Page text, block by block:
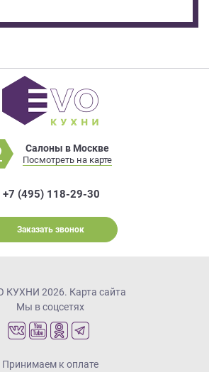
Салоны в Москве
Посмотреть на карте
+7 (495) 118-29-30
Заказать звонок
КУХНИ 2026. Карта сайта
Мы в соцсетях
Принимаем к оплате